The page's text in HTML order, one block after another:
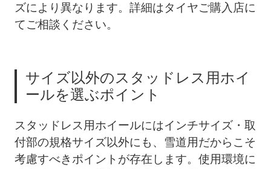
ズにより異なります。詳細はタイヤご購入店に
てご相談ください。
サイズ以外のスタッドレス用ホイ
ールを選ぶポイント
スタッドレス用ホイールにはインチサイズ・取
付部の規格サイズ以外にも、雪道用だからこそ
考慮すべきポイントが存在します。使用環境に